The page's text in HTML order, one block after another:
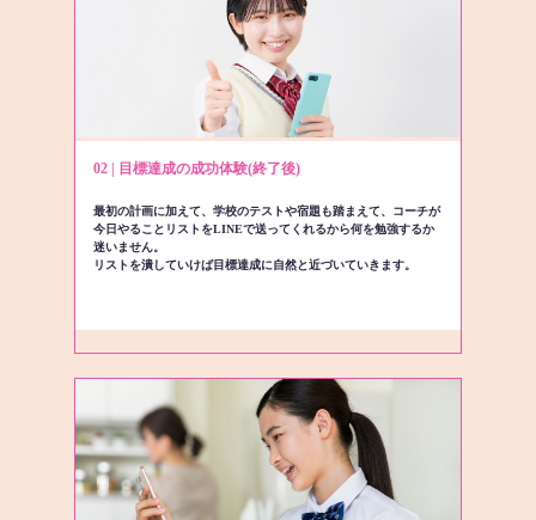
02 | 目標達成の成功体験(終了後)
最初の計画に加えて、学校のテストや宿題も踏まえて、コーチが
今日やることリストをLINEで送ってくれるから何を勉強するか
迷いません。
リストを潰していけば目標達成に自然と近づいていきます。